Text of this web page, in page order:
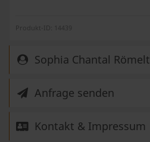
Produkt-ID: 14439
Sophia Chantal Römelt
Anfrage senden
Kontakt & Impressum